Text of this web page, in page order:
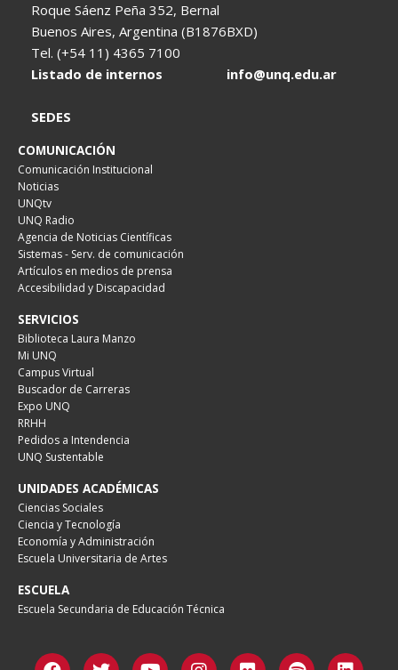
Roque Sáenz Peña 352, Bernal
Buenos Aires, Argentina (B1876BXD)
Tel. (+54 11) 4365 7100
Listado de internos
info@unq.edu.ar
SEDES
COMUNICACIÓN
Comunicación Institucional
Noticias
UNQtv
UNQ Radio
Agencia de Noticias Científicas
Sistemas - Serv. de comunicación
Artículos en medios de prensa
Accesibilidad y Discapacidad
SERVICIOS
Biblioteca Laura Manzo
Mi UNQ
Campus Virtual
Buscador de Carreras
Expo UNQ
RRHH
Pedidos a Intendencia
UNQ Sustentable
UNIDADES ACADÉMICAS
Ciencias Sociales
Ciencia y Tecnología
Economía y Administración
Escuela Universitaria de Artes
ESCUELA
Escuela Secundaria de Educación Técnica